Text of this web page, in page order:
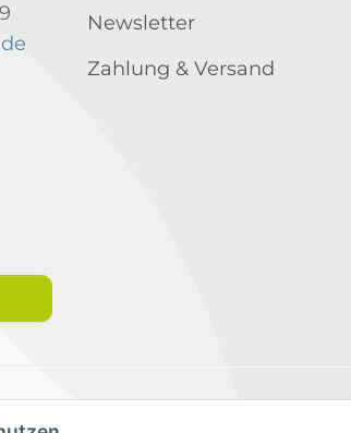
Newsletter
Zahlung & Versand